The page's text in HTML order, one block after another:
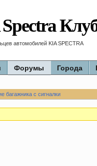
автомобилей KIA SPECTRA
Форумы Города
багажника с сигналки